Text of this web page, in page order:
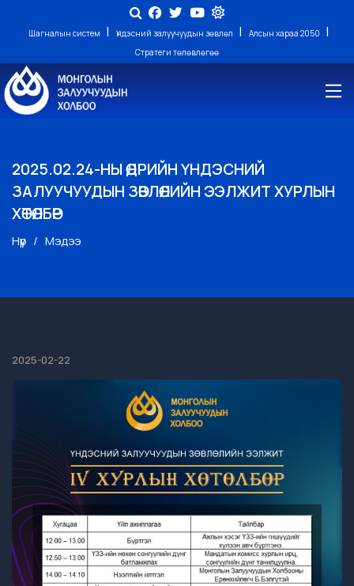
Шагналын систем | Үндэсний залуучуудын зөвлөл | Алсын хараа 2050 |
Стратеги төлөвлөгөө
2025.02.24-НЫ ӨДРИЙН ҮНДЭСНИЙ
ЗАЛУУЧУУДЫН ЗӨВЛӨЛИЙН ЭЭЛЖИТ ХУРЛЫН
ХӨТӨЛБӨР
Нүүр Мэдээ
2025-02-22